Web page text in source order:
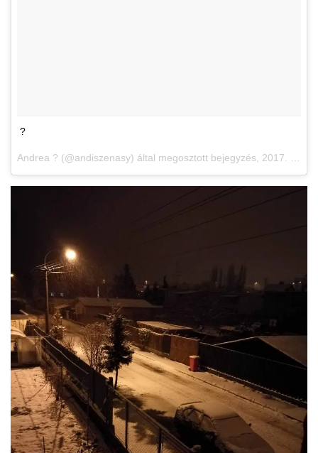
?
Andrea ? (@andiszenasy) által megosztott bejegyzés, 2017. Dec 2., 05:47 PST